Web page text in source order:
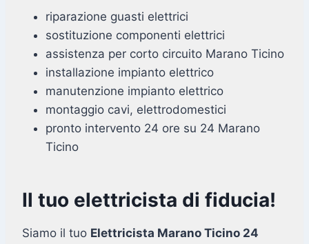
riparazione guasti elettrici
sostituzione componenti elettrici
assistenza per corto circuito Marano Ticino
installazione impianto elettrico
manutenzione impianto elettrico
montaggio cavi, elettrodomestici
pronto intervento 24 ore su 24 Marano
Ticino
Il tuo elettricista di fiducia!
Siamo il tuo Elettricista Marano Ticino 24